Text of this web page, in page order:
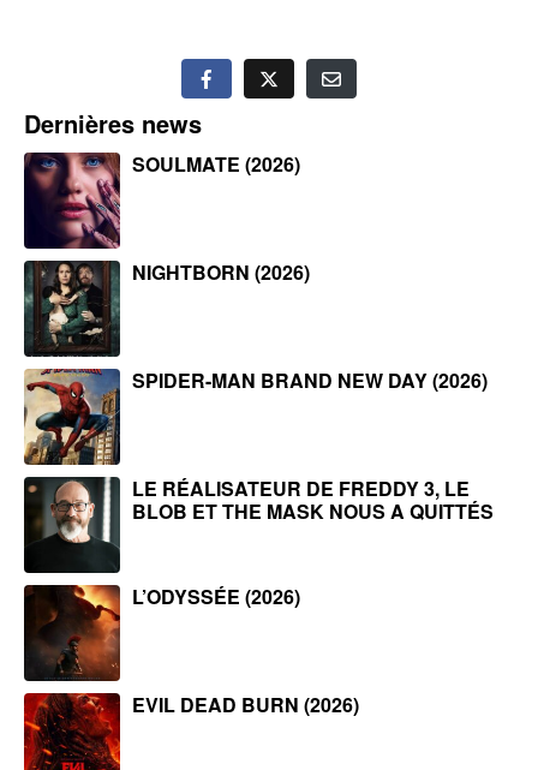
Dernières news
SOULMATE (2026)
NIGHTBORN (2026)
SPIDER-MAN BRAND NEW DAY (2026)
LE RÉALISATEUR DE FREDDY 3, LE
BLOB ET THE MASK NOUS A QUITTÉS
L’ODYSSÉE (2026)
EVIL DEAD BURN (2026)